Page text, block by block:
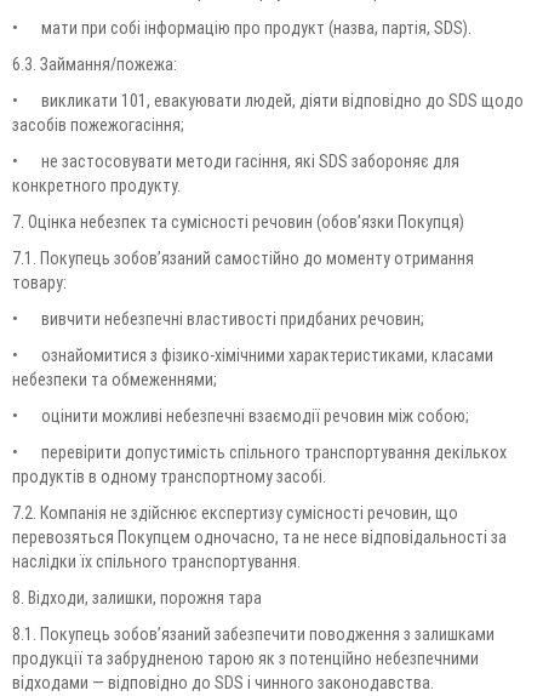
•
мати при собі інформацію про продукт (назва, партія, SDS).
6.3. Займання/пожежа:
•
викликати 101, евакуювати людей, діяти відповідно до SDS щодо
засобів пожежогасіння;
•
не застосовувати методи гасіння, які SDS забороняє для
конкретного продукту.
7. Оцінка небезпек та сумісності речовин (обов’язки Покупця)
7.1. Покупець зобов’язаний самостійно до моменту отримання
товару:
•
вивчити небезпечні властивості придбаних речовин;
•
ознайомитися з фізико-хімічними характеристиками, класами
небезпеки та обмеженнями;
•
оцінити можливі небезпечні взаємодії речовин між собою;
•
перевірити допустимість спільного транспортування декількох
продуктів в одному транспортному засобі.
7.2. Компанія не здійснює експертизу сумісності речовин, що
перевозяться Покупцем одночасно, та не несе відповідальності за
наслідки їх спільного транспортування.
8. Відходи, залишки, порожня тара
8.1. Покупець зобов’язаний забезпечити поводження з залишками
продукції та забрудненою тарою як з потенційно небезпечними
відходами — відповідно до SDS і чинного законодавства.